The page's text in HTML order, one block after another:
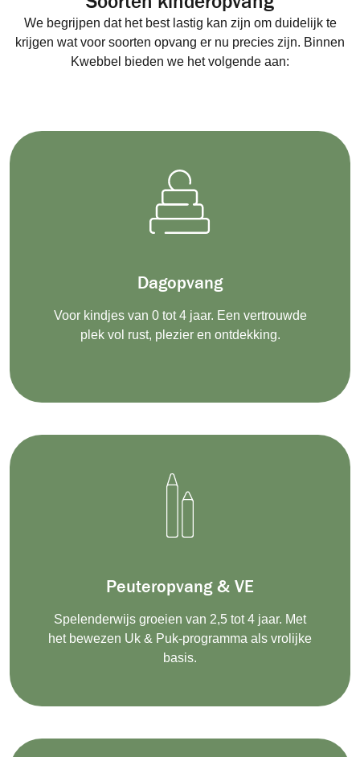
We begrijpen dat het best lastig kan zijn om duidelijk te
krijgen wat voor soorten opvang er nu precies zijn. Binnen
Kwebbel bieden we het volgende aan:
Dagopvang
Voor kindjes van 0 tot 4 jaar. Een vertrouwde
plek vol rust, plezier en ontdekking.
Peuteropvang & VE
Spelenderwijs groeien van 2,5 tot 4 jaar. Met
het bewezen Uk & Puk-programma als vrolijke
basis.